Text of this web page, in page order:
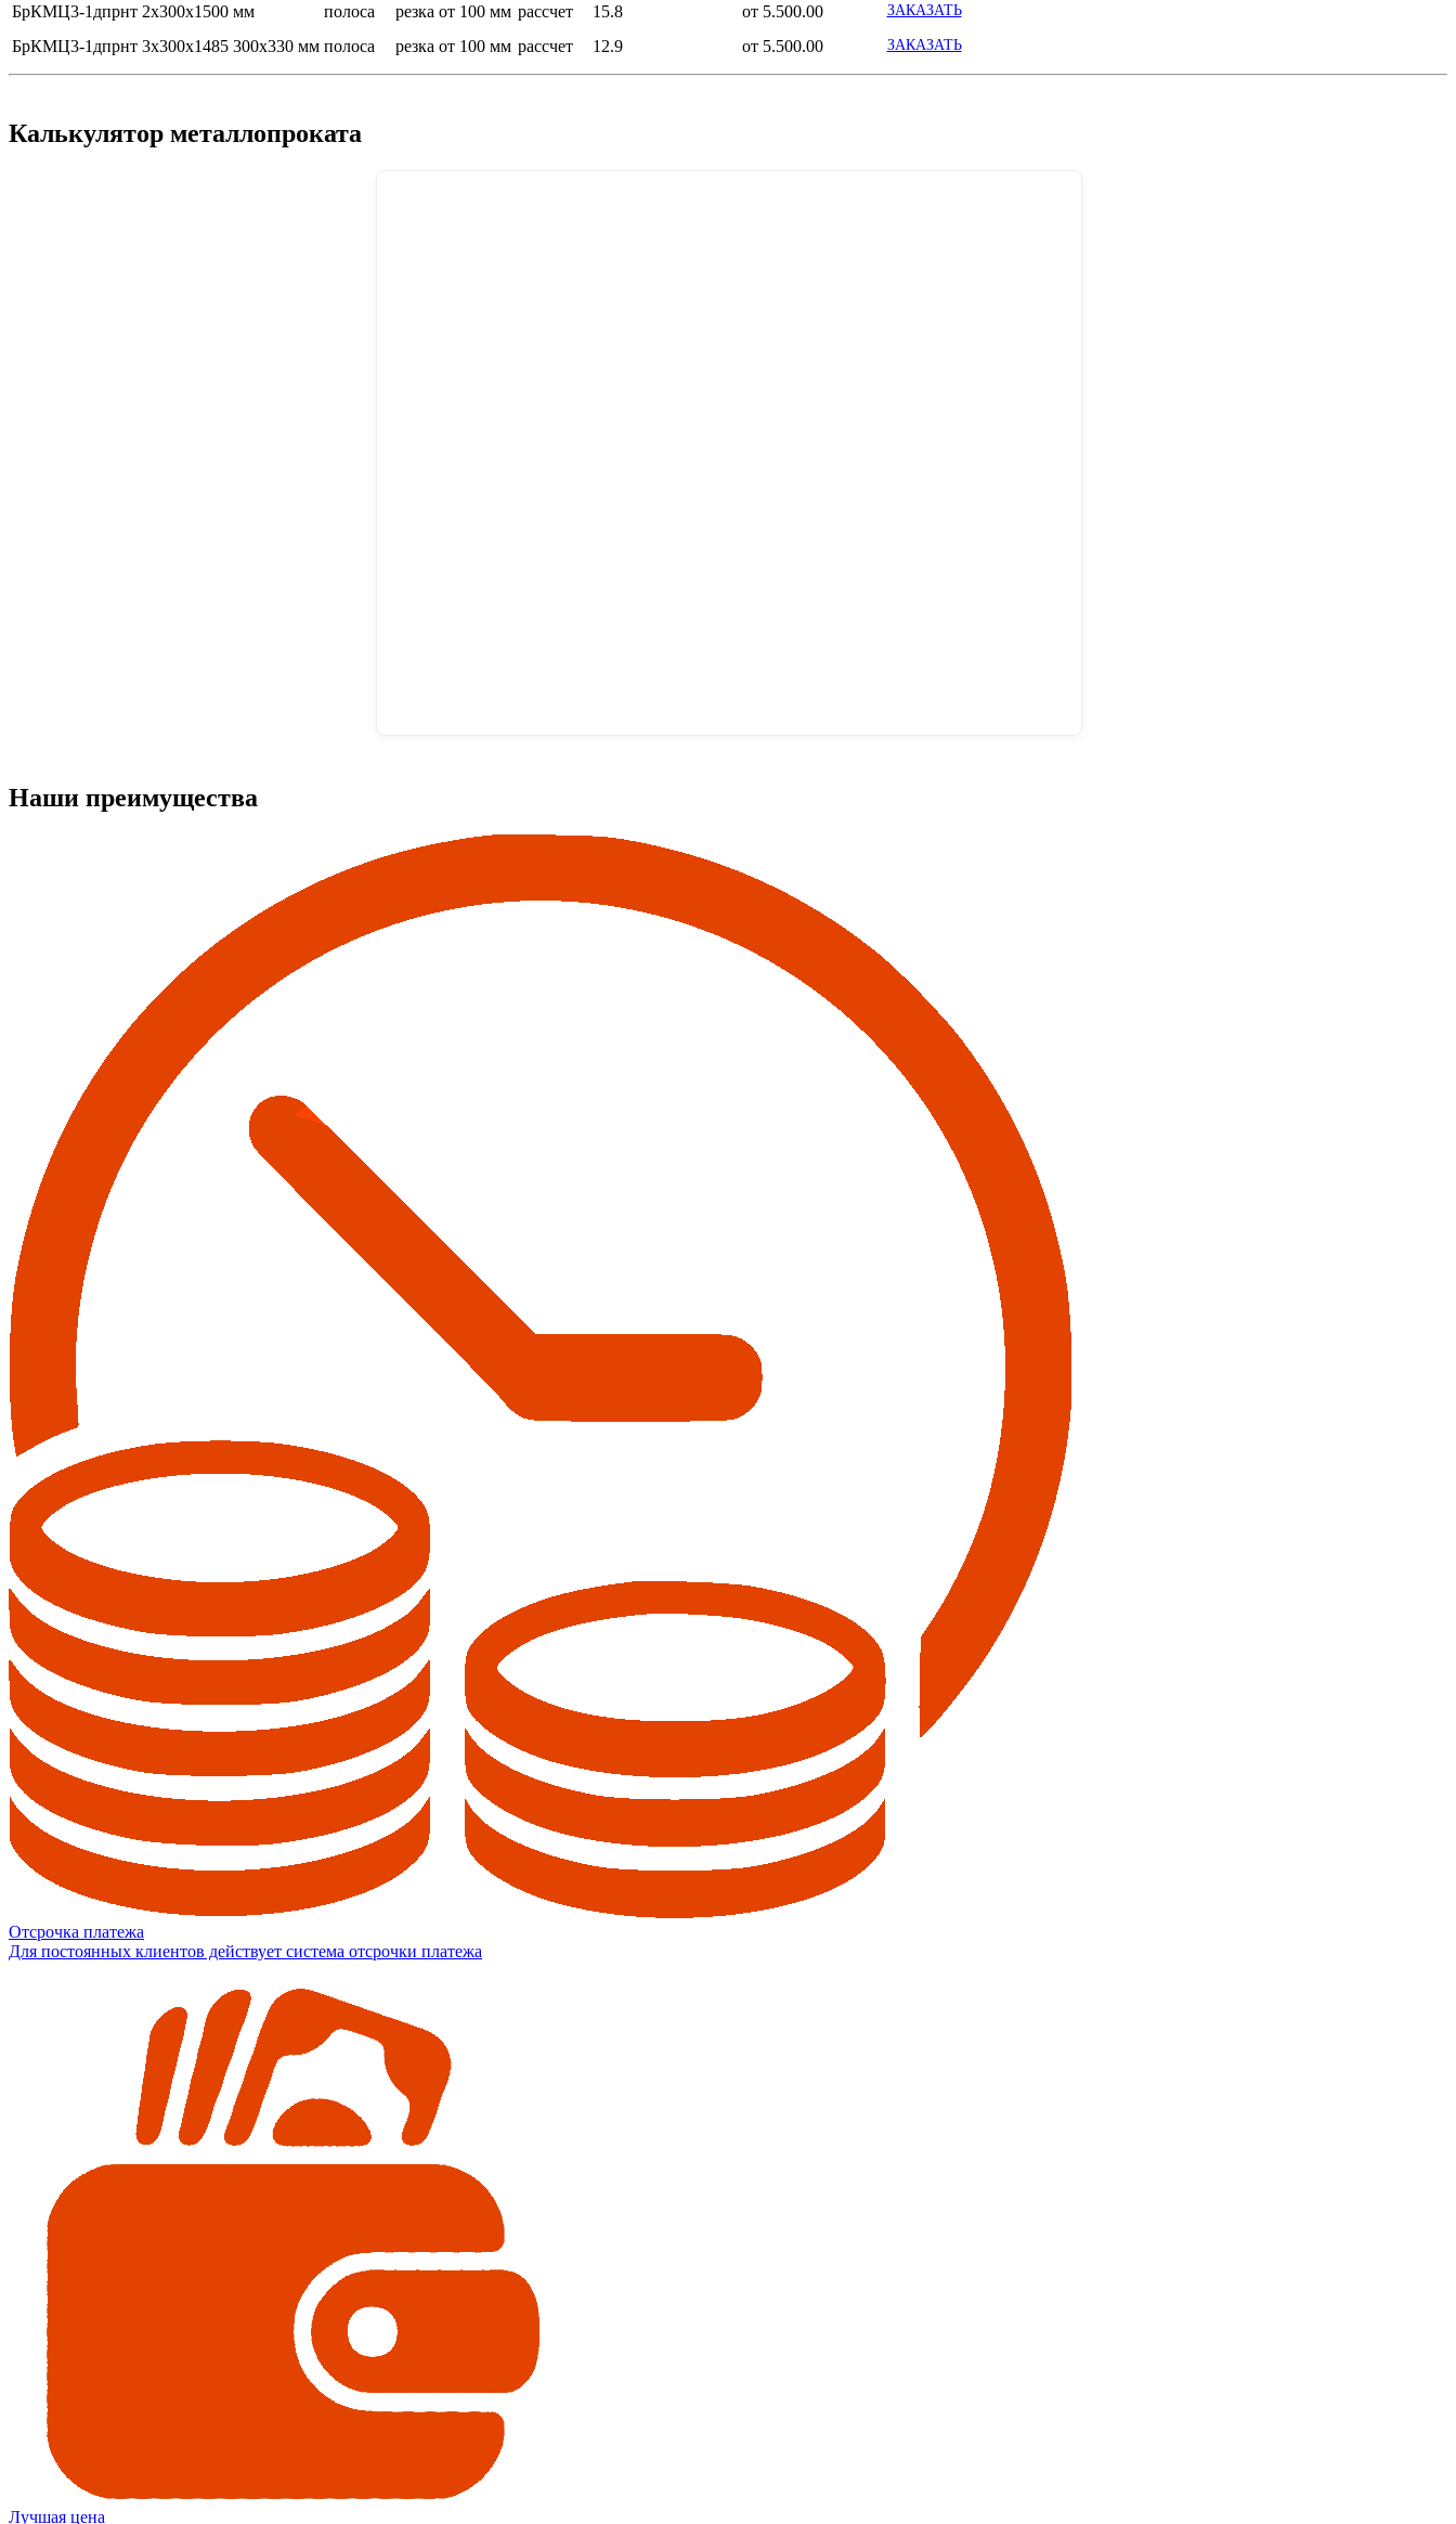
БрКМЦ3-1дпрнт 2x300x1500 мм полоса резка от 100 мм рассчет 15.8 от 5.500.00 ЗАКАЗАТЬ
БрКМЦ3-1дпрнт 3x300x1485 300x330 мм полоса резка от 100 мм рассчет 12.9 от 5.500.00 ЗАКАЗАТЬ
Калькулятор металлопроката
Наши преимущества
Отсрочка платежа
Для постоянных клиентов действует система отсрочки платежа
Лучшая цена